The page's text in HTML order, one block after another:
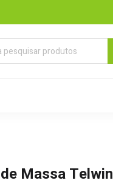
Massa Telwin